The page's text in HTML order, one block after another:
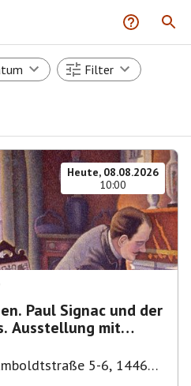
Filter
Heute, 08.08.2026
10:00
Paul Signac und der
Ausstellung mit
5-6, 14467